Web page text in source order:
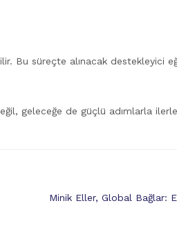
Bu süreçte alınacak destekleyici
geleceğe de güçlü adımlarla
Minik Eller, Global Bağlar: